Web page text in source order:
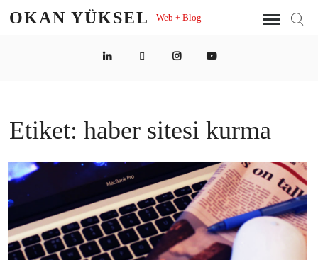
OKAN YÜKSEL Web + Blog
LinkedInTwitter InstagramYouTube
Etiket:haber sitesi kurma